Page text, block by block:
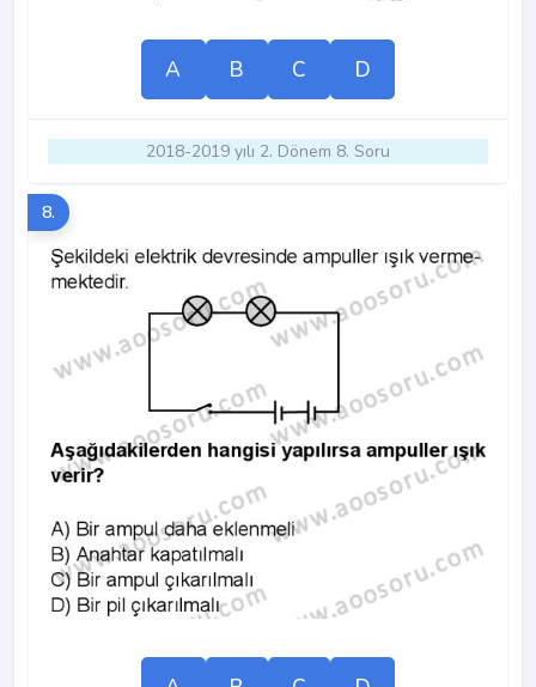
A B C D
2018-2019 yılı 2. Dönem 8. Soru
8.